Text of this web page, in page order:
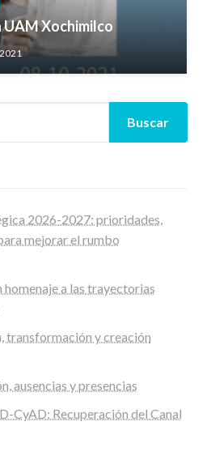
Xochimilco
2026-2027: prioridades,
mejorar el rumbo
homenaje a las trayectorias
transformación y creación
ausencias y presencias
CyAD: Recuperación del Canal